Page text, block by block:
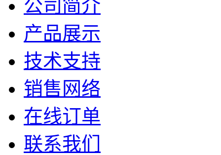
公司简介
产品展示
技术支持
销售网络
在线订单
联系我们